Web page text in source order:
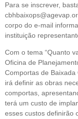
Para se inscrever,
corpo do e-mail
instituição
Com o tema “Quanto
Oficina de
Comportas de
irá definir as obras
comportas,
terá um custo de
esses custos definirão